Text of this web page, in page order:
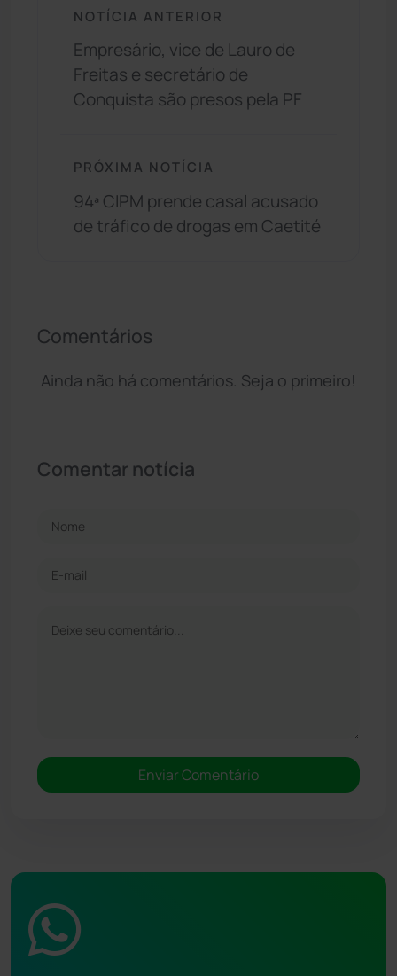
NOTÍCIA ANTERIOR
Empresário, vice de Lauro de
Freitas e secretário de
Conquista são presos pela PF
PRÓXIMA NOTÍCIA
94ª CIPM prende casal acusado
de tráfico de drogas em Caetité
Comentários
Ainda não há comentários. Seja o primeiro!
Comentar notícia